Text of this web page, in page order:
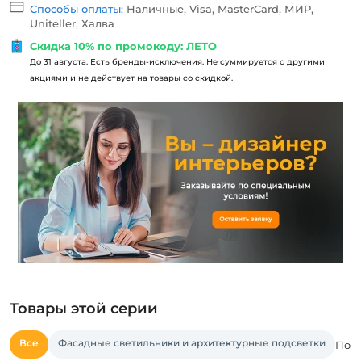
Способы оплаты: Наличные, Visa, MasterCard, МИР,
Uniteller, Халва
Скидка 10% по промокоду: ЛЕТО
До 31 августа. Есть бренды-исключения. Не суммируется с другими
акциями и не действует на товары со скидкой.
Товары этой серии
Все Фасадные светильники и архитектурные подсветки